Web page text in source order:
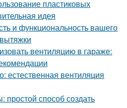
пластиковых
идея
и функциональность вашего
вентиляцию в гараже:
естественная вентиляция
простой способ создать